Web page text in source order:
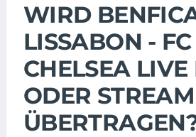
WIRD
LISSABON - FC
CHELSEA
ODER STREAM